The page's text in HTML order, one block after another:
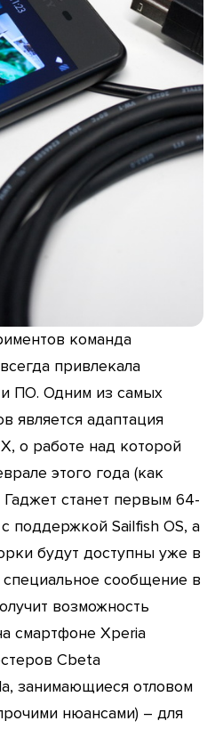
команда
привлекала
ПО. Одним из самых
является адаптация
о работе над которой
этого года (как
Гаджет станет первым 64-
поддержкой Sailfish OS, а
будут доступны уже в
специальное сообщение в
возможность
смартфоне Xperia
Cbeta
занимающиеся отловом
нюансами) – для